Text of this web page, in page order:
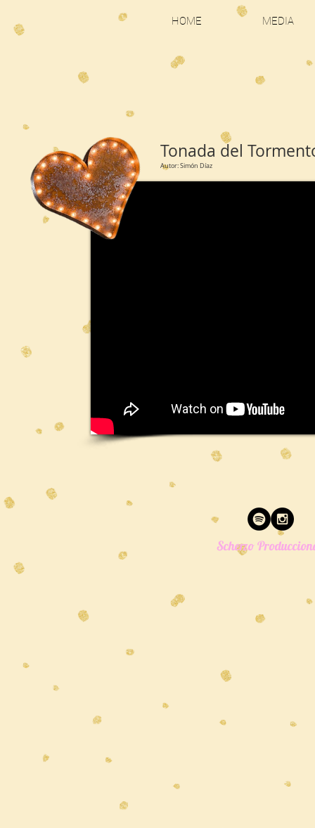
HOME MEDIA
Tonada del
Autor: Simón Díaz
​Scherzo